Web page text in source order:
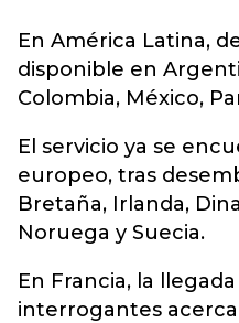
En América Latina,
disponible en
Colombia, México,
El servicio ya se
europeo, tras
Bretaña, Irlanda,
Noruega y Suecia.
En Francia, la
interrogantes